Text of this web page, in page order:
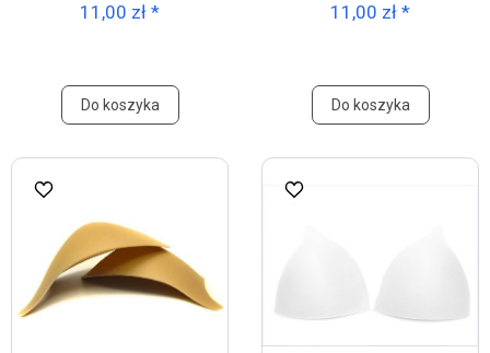
11,00 zł *
Do koszyka
11,00 zł *
Do koszyka